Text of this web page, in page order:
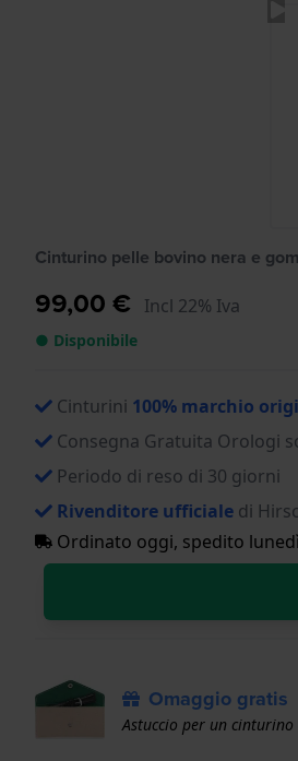
Cinturino pelle bovino nera e
99,00 € Incl 22% Iva
● Disponibile
Cinturini 100% marchio
Consegna Gratuita Orologi
Periodo di reso di 30 giorni
Rivenditore ufficiale di
Ordinato oggi, spedito
Omaggio gratis
Astuccio per un